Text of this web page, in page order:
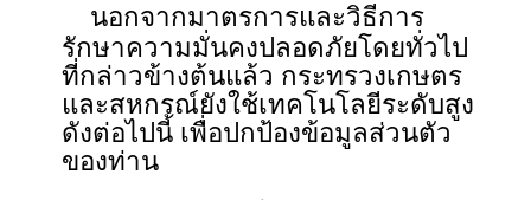
นอกจากมาตรการและวิธีการ
รักษาความมั่นคงปลอดภัยโดยทั่วไป
ที่กล่าวข้างต้นแล้ว กระทรวงเกษตร
และสหกรณ์ยังใช้เทคโนโลยีระดับสูง
ดังต่อไปนี้ เพื่อปกป้องข้อมูลส่วนตัว
ของท่าน